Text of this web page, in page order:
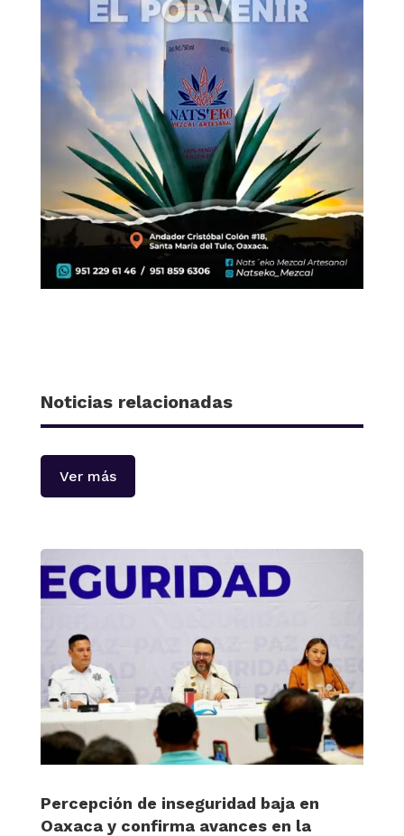
Noticias relacionadas
Ver más
Percepción de inseguridad baja en
Oaxaca y confirma avances en la